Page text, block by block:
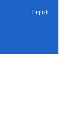
English